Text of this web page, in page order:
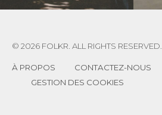
© 2026 FOLKR. ALL RIGHTS RESERVED.
À PROPOS
CONTACTEZ-NOUS
GESTION DES COOKIES